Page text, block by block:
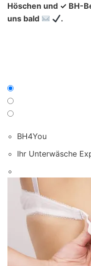
Höschen und ✓ BH-
uns bald
.
BH4You
Ihr Unterwäsche